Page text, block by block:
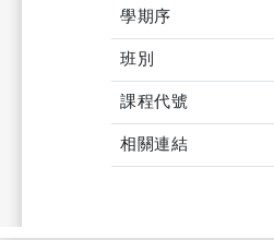
學期序
班別
課程代號
相關連結